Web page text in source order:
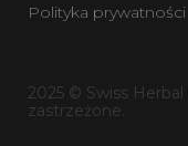
Polityka prywatności
2025 © Swiss
zastrzeżone.